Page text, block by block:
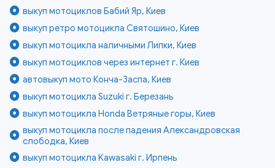
выкуп мотоциклов Бабий Яр, Киев
выкуп ретро мотоцикла Святошино, Киев
выкуп мотоцикла наличными Липки, Киев
выкуп мотоциклов через интернет г. Киев
автовыкуп мото Конча-Заспа, Киев
выкуп мотоцикла Suzuki г. Березань
выкуп мотоцикла Honda Ветряные горы, Киев
выкуп мотоцикла после падения Александровская
слободка, Киев
выкуп мотоцикла Kawasaki г. Ирпень